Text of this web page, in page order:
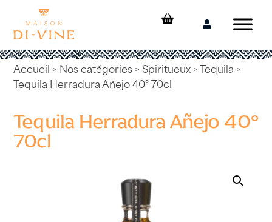
content
Mon
Accueil > Nos catégories>Spiritueux>Tequila >
Tequila Herradura Añejo 40° 70cl
Tequila Herradura Añejo 40°
70cl